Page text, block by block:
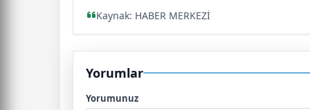
Kaynak: HABER MERKEZİ
Yorumlar
Yorumunuz